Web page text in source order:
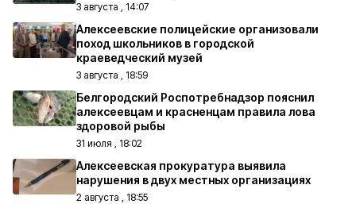
3 августа , 14:07
Алексеевские полицейские организовали
поход школьников в городской
краеведческий музей
3 августа , 18:59
Белгородский Роспотребнадзор пояснил
алексеевцам и красненцам правила лова
здоровой рыбы
31 июля , 18:02
Алексеевская прокуратура выявила
нарушения в двух местных организациях
2 августа , 18:55